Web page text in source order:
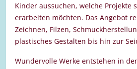
Kinder aussuchen, welche Projekte
erarbeiten möchten. Das Angebot
Zeichnen, Filzen,
plastisches Gestalten bis hin zur
Wundervolle Werke entstehen in